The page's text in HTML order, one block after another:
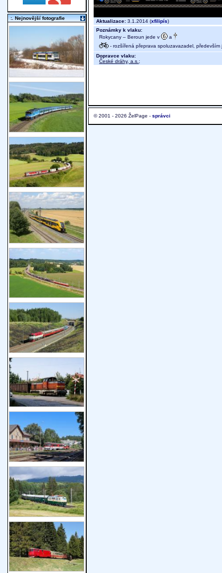
Aktualizace: 3.1.2014 (xfilipís)
Poznámky k vlaku:
Rokycany – Beroun jede v
a
- rozšířená přeprava spoluzavazadel, především
Dopravce vlaku:
České dráhy, a.s. ;
© 2001 - 2026 ŽelPage - správci
:. Nejnovější fotografie